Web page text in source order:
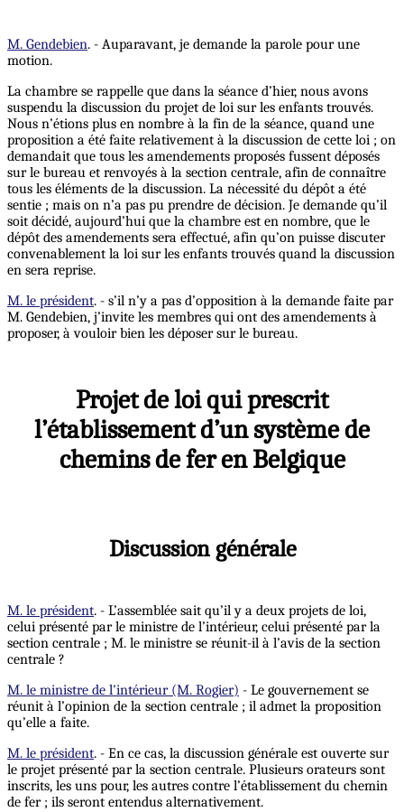
M. Gendebien. - Auparavant, je demande la parole pour une
motion.
La chambre se rappelle que dans la séance d’hier, nous avons
suspendu la discussion du projet de loi sur les enfants trouvés.
Nous n’étions plus en nombre à la fin de la séance, quand une
proposition a été faite relativement à la discussion de cette loi ; on
demandait que tous les amendements proposés fussent déposés
sur le bureau et renvoyés à la section centrale, afin de connaître
tous les éléments de la discussion. La nécessité du dépôt a été
sentie ; mais on n’a pas pu prendre de décision. Je demande qu’il
soit décidé, aujourd’hui que la chambre est en nombre, que le
dépôt des amendements sera effectué, afin qu’on puisse discuter
convenablement la loi sur les enfants trouvés quand la discussion
en sera reprise.
M. le président. - s’il n’y a pas d’opposition à la demande faite par
M. Gendebien, j’invite les membres qui ont des amendements à
proposer, à vouloir bien les déposer sur le bureau.
Projet de loi qui prescrit
l’établissement d’un système de
chemins de fer en Belgique
Discussion générale
M. le président. - L’assemblée sait qu’il y a deux projets de loi,
celui présenté par le ministre de l’intérieur, celui présenté par la
section centrale ; M. le ministre se réunit-il à l’avis de la section
centrale ?
M. le ministre de l'intérieur (M. Rogier) - Le gouvernement se
réunit à l’opinion de la section centrale ; il admet la proposition
qu’elle a faite.
M. le président. - En ce cas, la discussion générale est ouverte sur
le projet présenté par la section centrale. Plusieurs orateurs sont
inscrits, les uns pour, les autres contre l’établissement du chemin
de fer ; ils seront entendus alternativement.